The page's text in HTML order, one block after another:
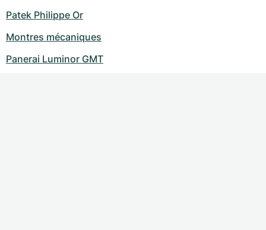
Patek Philippe Or
Montres mécaniques
Panerai Luminor GMT